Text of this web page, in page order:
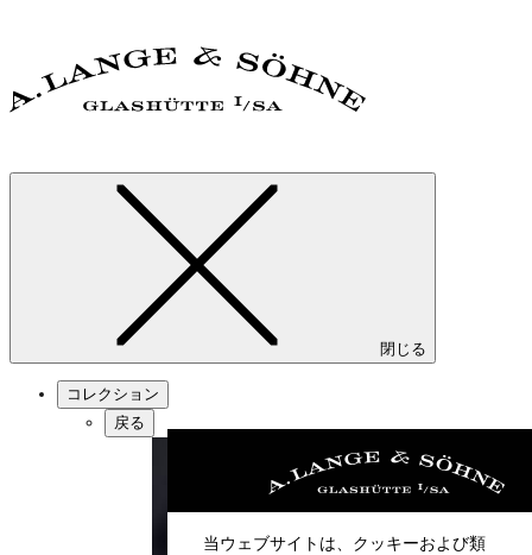
閉じる
コレクション
戻る
当ウェブサイトは、クッキーおよび類